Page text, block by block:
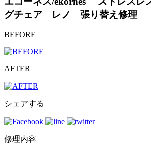
グチェア レノ 張り替え修理
BEFORE
AFTER
シェアする
修理内容